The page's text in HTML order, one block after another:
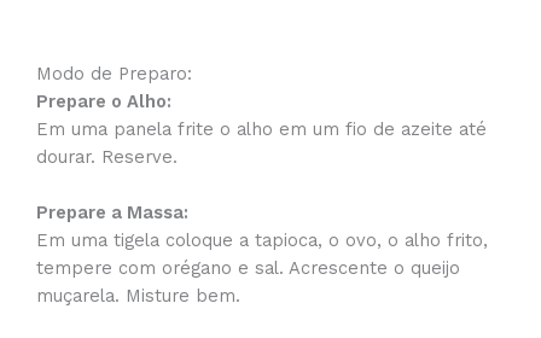
Modo de Preparo:
Prepare o Alho:
Em uma panela frite o alho em um fio de azeite até
dourar. Reserve.
Prepare a Massa:
Em uma tigela coloque a tapioca, o ovo, o alho frito,
tempere com orégano e sal. Acrescente o queijo
muçarela. Misture bem.